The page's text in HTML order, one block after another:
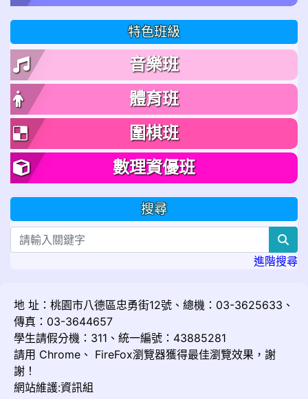
特色班級
音樂班
體育班
圍棋班
數理資優班
搜尋
進階搜尋
地 址：桃園市八德區忠勇街12號、總機：03-3625633、
傳真：03-3644657
學生請假分機：311、統一編號：43885281
請用 Chrome 、 FireFox瀏覽器獲得最佳瀏覽效果，謝
謝！
網站維護:資訊組